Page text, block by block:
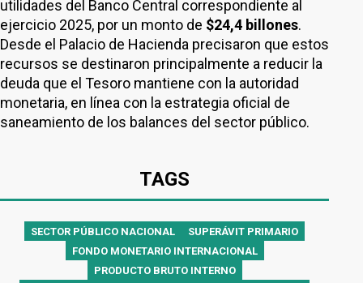
utilidades del Banco Central correspondiente al
ejercicio 2025, por un monto de $24,4 billones.
Desde el Palacio de Hacienda precisaron que estos
recursos se destinaron principalmente a reducir la
deuda que el Tesoro mantiene con la autoridad
monetaria, en línea con la estrategia oficial de
saneamiento de los balances del sector público.
TAGS
SECTOR PÚBLICO NACIONAL
SUPERÁVIT PRIMARIO
FONDO MONETARIO INTERNACIONAL
PRODUCTO BRUTO INTERNO